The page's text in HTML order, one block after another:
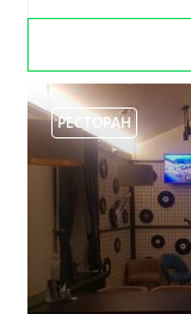
РЕСТОРАН